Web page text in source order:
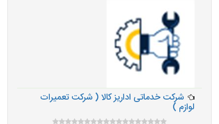
شرکت خدماتی اداریز کالا ( شرکت تعمیرات
لوازم )